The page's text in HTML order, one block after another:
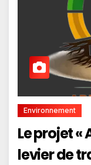
Environnement
Le projet «
levier de